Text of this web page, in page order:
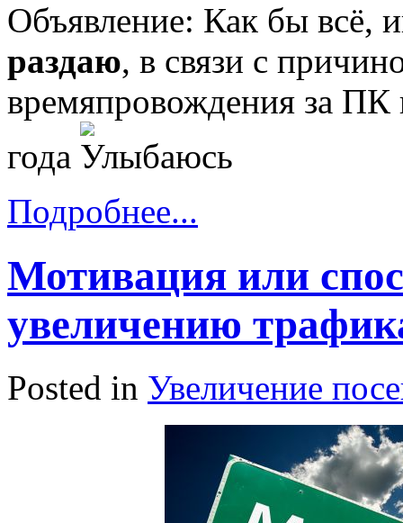
Объявление: Как бы всё,
раздаю, в связи с
времяпровождения за ПК
года
Подробнее...
Мотивация или
увеличению
Posted in Увеличение